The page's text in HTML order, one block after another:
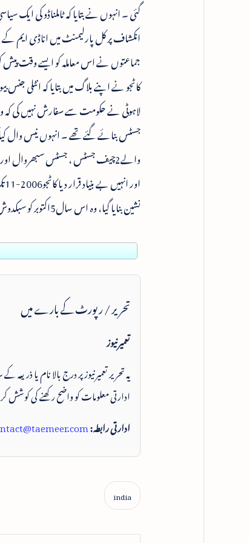
انکشاف پر کل پارلیمنٹ میں اناڈی ایم
جماعتوں نے اس معاملہ کو ایسے وقت
کاٹجو نے اپنے بلاگ میں بتایا کہ انٹلی
جسٹس بنائے گئے تھے ۔ انہوں نیس وال
والے2چیف جسٹس ، جسٹس سبھروال
نشین بنایا گیا، وہ اس سال5اکتوبر کو سبکدوش ہورہے ہیں۔
تحریر / رپورٹ کے بارے میں
تعمیرنیوز
یہ تحریر تعمیرنیوز پر درج بالا نام یا
ادارتی معلومات کو واضح رکھنے کی کوشش
ادارتی رابطہ: